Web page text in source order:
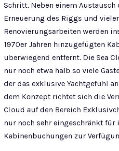
Schritt. Neben einem
Erneuerung des Riggs und
Renovierungsarbeiten werden
1970er Jahren hinzugefügten
überwiegend entfernt. Die Sea
nur noch etwa halb so viele
der das exklusive Yachtgefühl
dem Konzept richtet sich die
Cloud auf den Bereich
nur noch sehr eingeschränkt
Kabinenbuchungen zur